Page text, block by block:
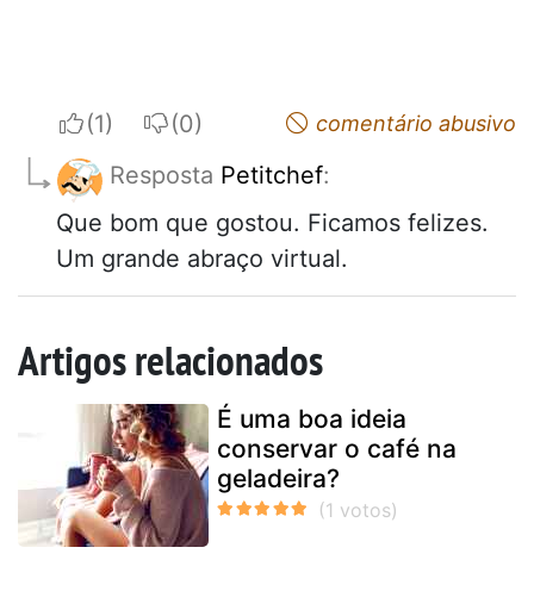
I apreciateI do not appreciatecomentário abusivo
Resposta Petitchef:
Que bom que gostou. Ficamos felizes.
Um grande abraço virtual.
Artigos relacionados
É uma boa ideia
conservar o café na
geladeira?